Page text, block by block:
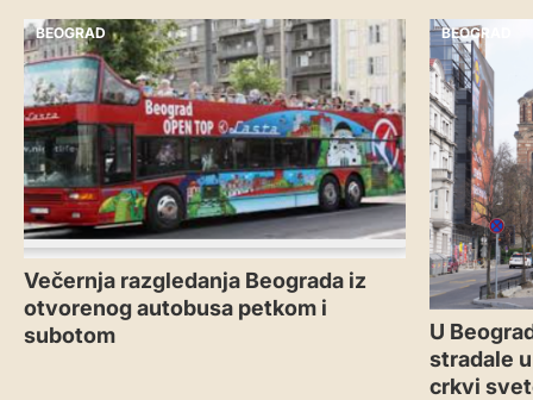
BEOGRAD
Večernja razgledanja Beograda iz
otvorenog autobusa petkom i
subotom
BEOGRAD
U
stradale
crkvi